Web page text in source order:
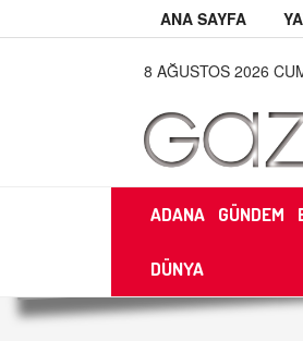
ANA SAYFA
8 AĞUSTOS 2026
ADANA GÜNDEM
DÜNYA